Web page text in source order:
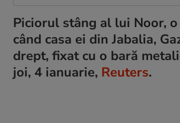
Piciorul stâng al lui Noor,
când casa ei din Jabalia,
drept, fixat cu o bară
joi, 4 ianuarie, Reuters.